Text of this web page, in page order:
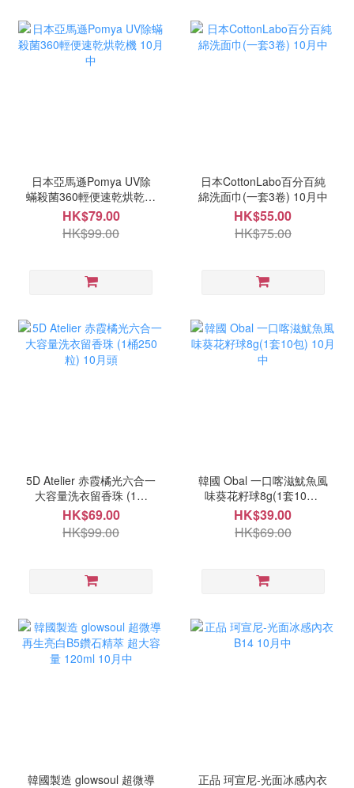
日本亞馬遜Pomya UV除
蟎殺菌360輕便速乾烘乾機
10月中
HK$79.00
HK$99.00
日本CottonLabo百分百純
綿洗面巾(一套3卷) 10月中
HK$55.00
HK$75.00
5D Atelier 赤霞橘光六合一
大容量洗衣留香珠 (1桶
250粒) 10月頭
HK$69.00
HK$99.00
韓國 Obal 一口喀滋魷魚風
味葵花籽球8g(1套10包)
10月中
HK$39.00
HK$69.00
韓國製造 glowsoul 超微導
正品 珂宣尼-光面冰感內衣